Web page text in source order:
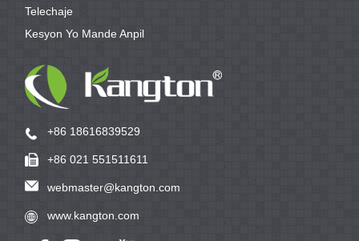
Telechaje
Kesyon Yo Mande Anpil
+86 18616839529
+86 021 551511611
webmaster@kangton.com
www.kangton.com